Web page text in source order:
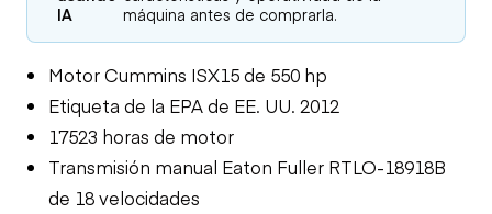
IA
máquina antes de comprarla.
Motor Cummins ISX15 de 550 hp
Etiqueta de la EPA de EE. UU. 2012
17523 horas de motor
Transmisión manual Eaton Fuller RTLO-18918B
de 18 velocidades